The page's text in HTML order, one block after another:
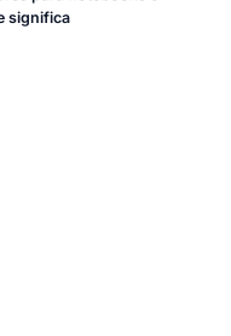
significa